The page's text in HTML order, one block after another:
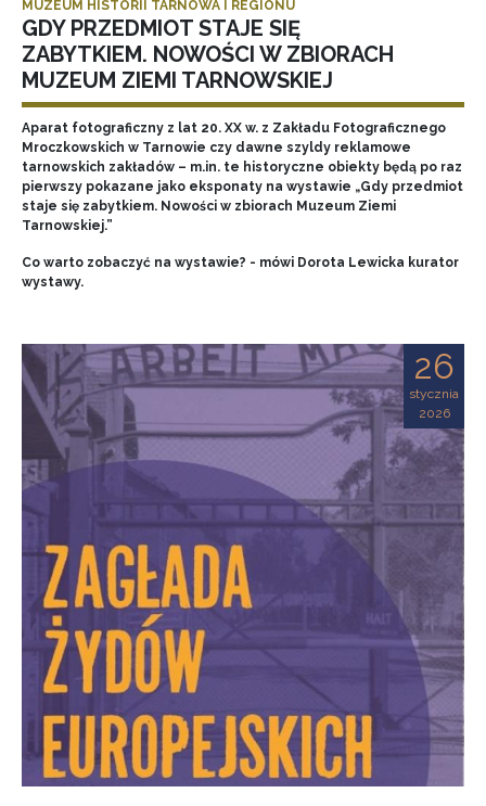
MUZEUM HISTORII TARNOWA I REGIONU
GDY PRZEDMIOT STAJE SIĘ
ZABYTKIEM. NOWOŚCI W ZBIORACH
MUZEUM ZIEMI TARNOWSKIEJ
Aparat fotograficzny z lat 20. XX w. z Zakładu Fotograficznego
Mroczkowskich w Tarnowie czy dawne szyldy reklamowe
tarnowskich zakładów – m.in. te historyczne obiekty będą po raz
pierwszy pokazane jako eksponaty na wystawie „Gdy przedmiot
staje się zabytkiem. Nowości w zbiorach Muzeum Ziemi
Tarnowskiej.”
Co warto zobaczyć na wystawie? - mówi Dorota Lewicka kurator
wystawy.
26
stycznia
2026